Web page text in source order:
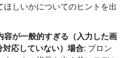
ほしいかについてのヒントを出
容が一般的すぎる（入力した画
応していない）場合: プロン